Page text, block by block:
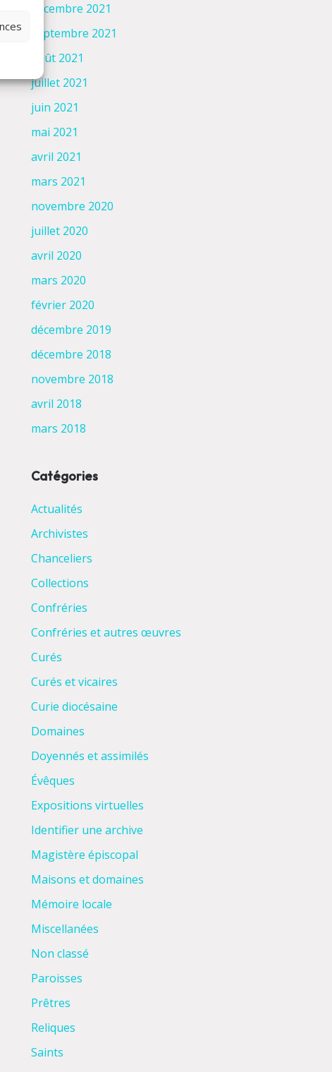
décembre 2021
septembre 2021
août 2021
juillet 2021
juin 2021
mai 2021
avril 2021
mars 2021
novembre 2020
juillet 2020
avril 2020
mars 2020
février 2020
décembre 2019
décembre 2018
novembre 2018
avril 2018
mars 2018
Catégories
Actualités
Archivistes
Chanceliers
Collections
Confréries
Confréries et autres œuvres
Curés
Curés et vicaires
Curie diocésaine
Domaines
Doyennés et assimilés
Évêques
Expositions virtuelles
Identifier une archive
Magistère épiscopal
Maisons et domaines
Mémoire locale
Miscellanées
Non classé
Paroisses
Prêtres
Reliques
Saints